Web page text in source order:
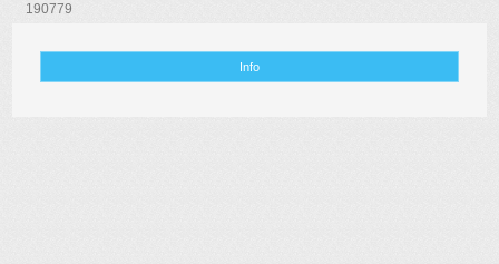
190779
Info